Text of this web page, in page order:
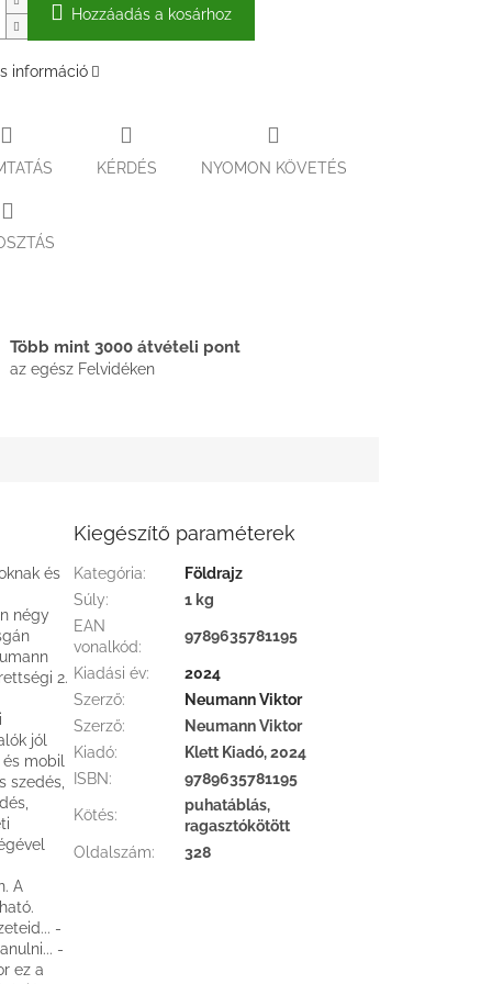
Hozzáadás a kosárhoz
információ
KÉRDÉS NYOMON KÖVETÉS
Több mint 3000 átvételi pont
az egész Felvidéken
és
négy
2.
jól
mobil
szedés,
A
-
-
ez a
Kiegészítő paraméterek
Kategória:
Földrajz
Súly:
1 kg
EAN
vonalkód:
9789635781195
Kiadási év:
2024
Szerző:
Neumann Viktor
Szerző:
Neumann Viktor
Kiadó:
Klett Kiadó, 2024
ISBN: 9789635781195
Kötés:
puhatáblás,
ragasztókötött
Oldalszám: 328